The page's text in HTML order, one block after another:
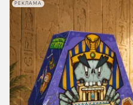
РЕКЛАМА